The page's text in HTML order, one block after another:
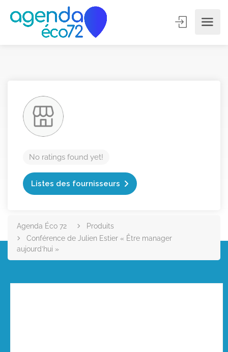
No ratings found yet!
Listes des fournisseurs
Agenda Éco 72
Produits
Conférence de Julien Estier « Être manager
aujourd’hui »